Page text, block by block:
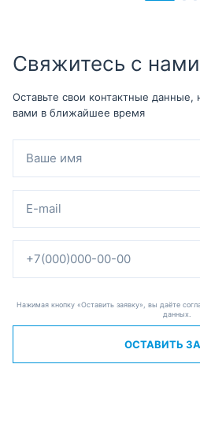
Свяжитесь с нами
Оставьте свои контактные
вами в ближайшее время
Нажимая кнопку «Оставить заявку», вы даёте
данных.
ОСТАВИТЬ